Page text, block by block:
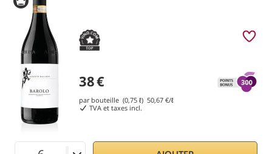
38€
par bouteille (0,75 ℓ) 50,67 €/ℓ
TVA et taxes incl.